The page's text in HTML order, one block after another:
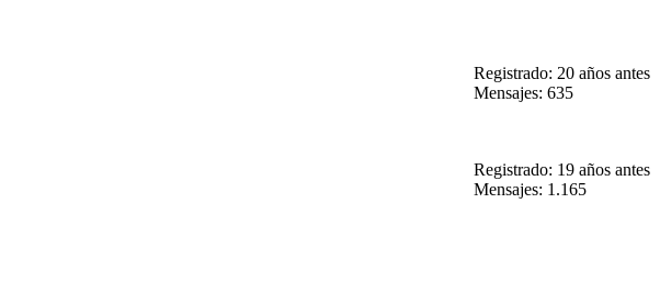
Registrado: 20 años antes
Mensajes: 635
Registrado: 19 años antes
Mensajes: 1.165